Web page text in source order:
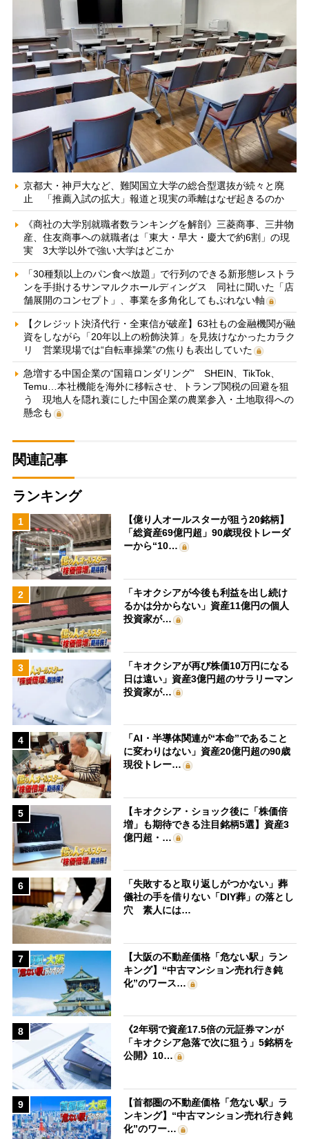
京都大・神戸大など、難関国立大学の総合型選抜が続々と廃
止 「推薦入試の拡大」報道と現実の乖離はなぜ起きるのか
《商社の大学別就職者数ランキングを解剖》三菱商事、三井物
産、住友商事への就職者は「東大・早大・慶大で約6割」の現
実 3大学以外で強い大学はどこか
「30種類以上のパン食べ放題」で行列のできる新形態レストラ
ンを手掛けるサンマルクホールディングス 同社に聞いた「店
舗展開のコンセプト」、事業を多角化してもぶれない軸
【クレジット決済代行・全東信が破産】63社もの金融機関が融
資をしながら「20年以上の粉飾決算」を見抜けなかったカラク
リ 営業現場では“自転車操業”の焦りも表出していた
急増する中国企業の“国籍ロンダリング” SHEIN、TikTok、
Temu…本社機能を海外に移転させ、トランプ関税の回避を狙
う 現地人を隠れ蓑にした中国企業の農業参入・土地取得への
懸念も
関連記事
ランキング
1
【億り人オールスターが狙う20銘柄】
「総資産69億円超」90歳現役トレーダ
ーから“10…
2
「キオクシアが今後も利益を出し続け
るかは分からない」資産11億円の個人
投資家が…
3
「キオクシアが再び株価10万円になる
日は遠い」資産3億円超のサラリーマン
投資家が…
4
「AI・半導体関連が“本命”であること
に変わりはない」資産20億円超の90歳
現役トレー…
5
【キオクシア・ショック後に「株価倍
増」も期待できる注目銘柄5選】資産3
億円超・…
6
「失敗すると取り返しがつかない」葬
儀社の手を借りない「DIY葬」の落とし
穴 素人には…
7
【大阪の不動産価格「危ない駅」ラン
キング】“中古マンション売れ行き鈍
化”のワース…
8
《2年弱で資産17.5倍の元証券マンが
「キオクシア急落で次に狙う」5銘柄を
公開》10…
9
【首都圏の不動産価格「危ない駅」ラ
ンキング】“中古マンション売れ行き鈍
化”のワー…